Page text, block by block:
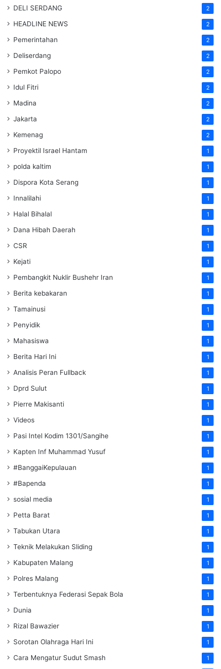
DELI SERDANG 2
HEADLINE NEWS 2
Pemerintahan 2
Deliserdang 2
Pemkot Palopo 2
Idul Fitri 2
Madina 2
Jakarta 2
Kemenag 2
Proyektil Israel Hantam 1
polda kaltim 1
Dispora Kota Serang 1
Innalilahi 1
Halal Bihalal 1
Dana Hibah Daerah 1
CSR 1
Kejati 1
Pembangkit Nuklir Bushehr Iran 1
Berita kebakaran 1
Tamainusi 1
Penyidik 1
Mahasiswa 1
Berita Hari Ini 1
Analisis Peran Fullback 1
Dprd Sulut 1
Pierre Makisanti 1
Videos 1
Pasi Intel Kodim 1301/Sangihe 1
Kapten Inf Muhammad Yusuf 1
#BanggaiKepulauan 1
#Bapenda 1
sosial media 1
Petta Barat 1
Tabukan Utara 1
Teknik Melakukan Sliding 1
Kabupaten Malang 1
Polres Malang 1
Terbentuknya Federasi Sepak Bola 1
Dunia 1
Rizal Bawazier 1
Sorotan Olahraga Hari Ini 1
Cara Mengatur Sudut Smash 1